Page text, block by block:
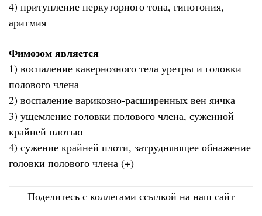
4) притупление перкуторного тона, гипотония,
аритмия
Фимозом является
1) воспаление кавернозного тела уретры и головки
полового члена
2) воспаление варикозно-расширенных вен яичка
3) ущемление головки полового члена, суженной
крайней плотью
4) сужение крайней плоти, затрудняющее обнажение
головки полового члена (+)
Поделитесь с коллегами ссылкой на наш сайт